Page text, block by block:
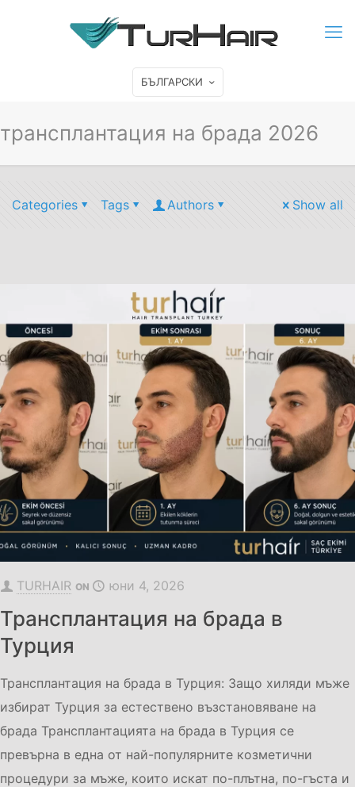
БЪЛГАРСКИ
трансплантация на брада 2026
Categories Tags Authors Show all
TURHAIR ON юни 4, 2026
Трансплантация на брада в
Турция
Трансплантация на брада в Турция: Защо хиляди мъже
избират Турция за естествено възстановяване на
брада Трансплантацията на брада в Турция се
превърна в една от най-популярните козметични
процедури за мъже, които искат по-плътна, по-гъста и